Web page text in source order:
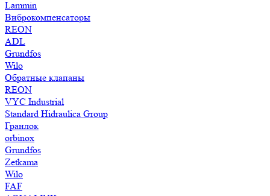
Lammin
Виброкомпенсаторы
REON
ADL
Grundfos
Wilo
Обратные клапаны
REON
VYC Industrial
Standard Hidraulica Group
Гранлок
orbinox
Grundfos
Zetkama
Wilo
FAF